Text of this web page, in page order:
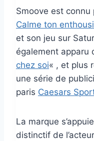
Smoove est connu
Calme ton
et son jeu sur
également apparu
chez soi« , et plus
une série de
paris Caesars
La marque
distinctif de